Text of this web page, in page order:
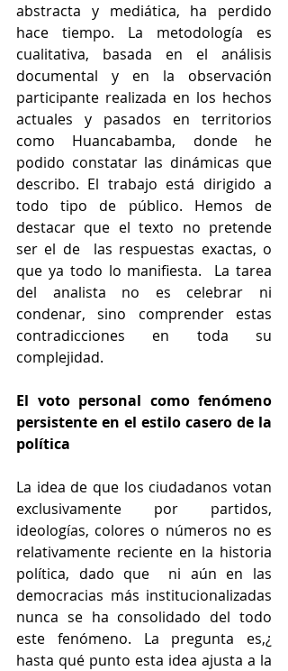
abstracta y mediática, ha perdido
hace tiempo. La metodología es
cualitativa, basada en el análisis
documental y en la observación
participante realizada en los hechos
actuales y pasados en territorios
como Huancabamba, donde he
podido constatar las dinámicas que
describo. El trabajo está dirigido a
todo tipo de público. Hemos de
destacar que el texto no pretende
ser el de  las respuestas exactas, o
que ya todo lo manifiesta.  La tarea
del analista no es celebrar ni
condenar, sino comprender estas
contradicciones en toda su
complejidad.
El voto personal como fenómeno
persistente en el estilo casero de la
política
La idea de que los ciudadanos votan
exclusivamente por partidos,
ideologías, colores o números no es
relativamente reciente en la historia
política, dado que  ni aún en las
democracias más institucionalizadas
nunca se ha consolidado del todo
este fenómeno. La pregunta es,¿
hasta qué punto esta idea ajusta a la